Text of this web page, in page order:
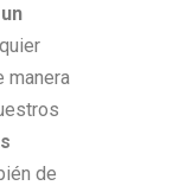
manera
de